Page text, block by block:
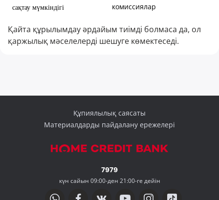
сақтау мүмкіндігі
комиссиялар
Қайта құрылымдау әрдайым тиімді болмаса да, ол
қаржылық мәселелерді шешуге көмектеседі.
Құпиялылық саясаты
Материалдарды пайдалану ережелері
7979
күн сайын 09:00-ден 21:00-ге дейін